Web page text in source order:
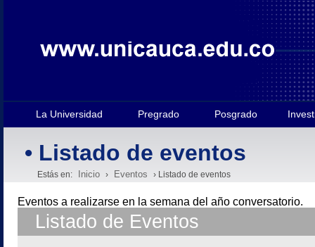
La Universidad Pregrado Posgrado
• Listado de eventos
Estás en: Inicio › Eventos › Listado de eventos
Eventos a realizarse en la semana del año conversatorio.
Listado de Eventos